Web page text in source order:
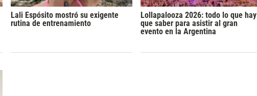
Lali Espósito mostró su exigente
rutina de entrenamiento
Lollapalooza 2026: todo lo que hay
que saber para asistir al gran
evento en la Argentina